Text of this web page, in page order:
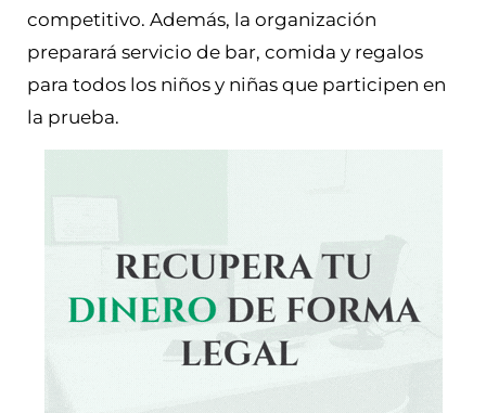
competitivo. Además, la organización
preparará servicio de bar, comida y regalos
para todos los niños y niñas que participen en
la prueba.